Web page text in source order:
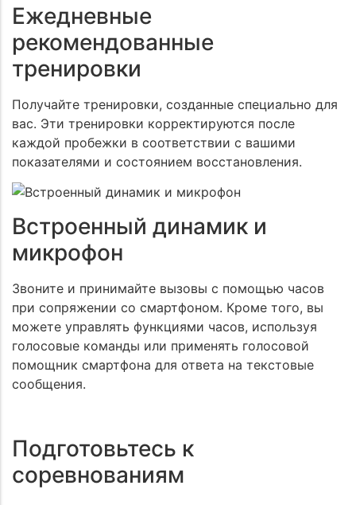
Ежедневные
рекомендованные
тренировки
Получайте тренировки, созданные специально для
вас. Эти тренировки корректируются после
каждой пробежки в соответствии с вашими
показателями и состоянием восстановления.
Встроенный динамик и
микрофон
Звоните и принимайте вызовы с помощью часов
при сопряжении со смартфоном. Кроме того, вы
можете управлять функциями часов, используя
голосовые команды или применять голосовой
помощник смартфона для ответа на текстовые
сообщения.
Подготовьтесь к
соревнованиям